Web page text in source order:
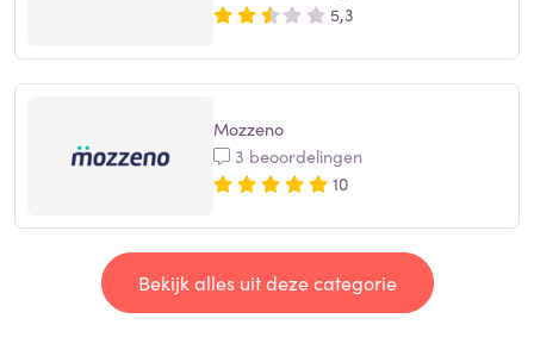
5,3
Mozzeno
3 beoordelingen
10
Bekijk alles uit deze categorie